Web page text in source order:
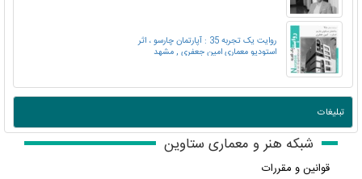
روایت یک تجربه 35 : آپارتمان چارسو ، اثر
استودیو معماری امین جعفری , مشهد
تبلیغات
شبکه هنر و معماری ستاوین
قوانین و مقررات